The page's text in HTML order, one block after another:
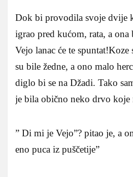
Dok bi provodila svoje dvije
igrao pred kućom, rata, a
Vejo lanac će te
su bile žedne, a ono malo
diglo bi se na Džadi. Tako
je bila obično neko drvo koje
” Di mi je Vejo”? pitao je, a
eno puca iz puščetije”